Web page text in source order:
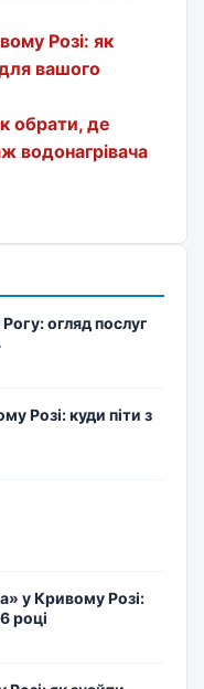
Розі: як
вашого
обрати, де
водонагрівача
огляд послуг
Розі: куди піти з
у Кривому Розі:
році